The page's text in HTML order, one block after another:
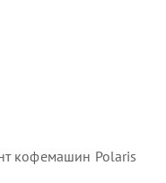
кофемашин Polaris